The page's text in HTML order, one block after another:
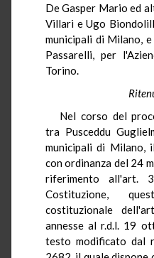
De Gasper Mario ed
Villari e Ugo
municipali di Milano,
Passarelli, per
Torino.
Nel corso del
tra Pusceddu
municipali di
con ordinanza del 24
riferimento all'art.
Costituzione,
costituzionale
annesse al r.d.l. 19
testo modificato dal